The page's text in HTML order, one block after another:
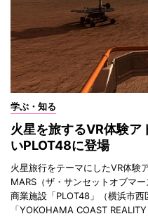
学ぶ・知る
火星を旅するVR体験
いPLOT48に登場
火星旅行をテーマにしたVR体験
MARS（ザ・サンセットオブマ
商業施設「PLOT48」（横浜市
「YOKOHAMA COAST